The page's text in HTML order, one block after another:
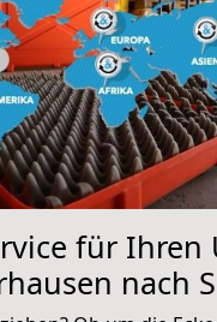
für Ihren
nach